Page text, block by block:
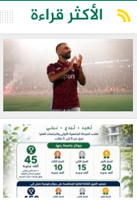
الأكثر قراءة